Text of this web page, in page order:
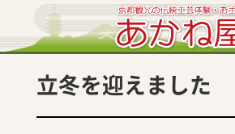
立冬を迎えました